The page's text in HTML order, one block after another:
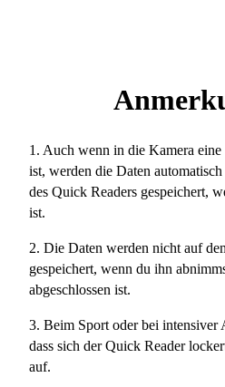
1. Auch wenn in die Kamera eine
ist, werden die Daten
des Quick Readers gespeichert,
ist.
2. Die Daten werden nicht auf
gespeichert, wenn du ihn
abgeschlossen ist.
3. Beim Sport oder bei intensiver
dass sich der Quick Reader
auf.